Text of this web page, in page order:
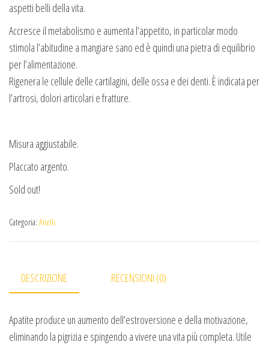
aspetti belli della vita.
Accresce il metabolismo e aumenta l’appetito, in particolar modo
stimola l’abitudine a mangiare sano ed è quindi una pietra di equilibrio
per l’alimentazione.
Rigenera le cellule delle cartilagini, delle ossa e dei denti. È indicata per
l’artrosi, dolori articolari e fratture.
Misura aggiustabile.
Placcato argento.
Sold out!
Categoria: Anelli
DESCRIZIONE RECENSIONI (0)
Apatite produce un aumento dell’estroversione e della motivazione,
eliminando la pigrizia e spingendo a vivere una vita più completa. Utile